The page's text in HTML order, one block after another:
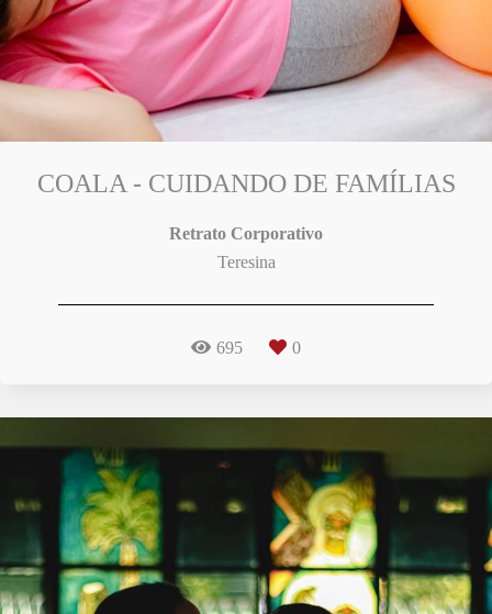
COALA - CUIDANDO DE FAMÍLIAS
Retrato Corporativo
Teresina
695 0